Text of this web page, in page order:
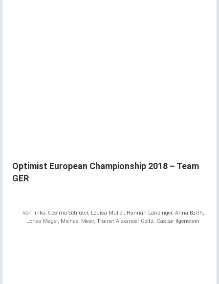
Optimist European Championship 2018 – Team
GER
Von links: Cosima Schlüter, Louisa Müller, Hannah Lanzinger, Anna Barth,
Jonas Mager, Michael Meier, Trainer Alexander Goltz, Caspar Ilgenstein